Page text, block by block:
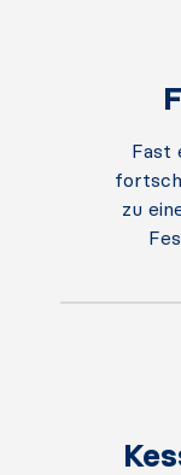
Fast
zu